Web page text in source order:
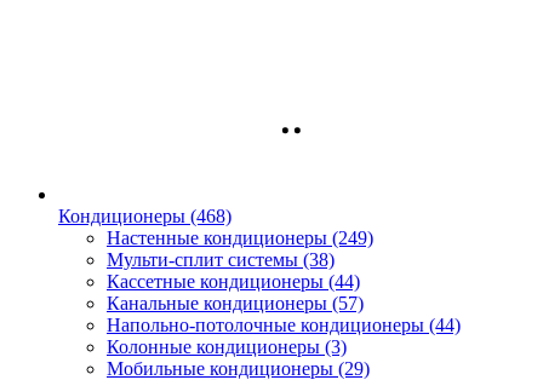
Кондиционеры (468)
Настенные кондиционеры (249)
Мульти-сплит системы (38)
Кассетные кондиционеры (44)
Канальные кондиционеры (57)
Напольно-потолочные кондиционеры (44)
Колонные кондиционеры (3)
Мобильные кондиционеры (29)